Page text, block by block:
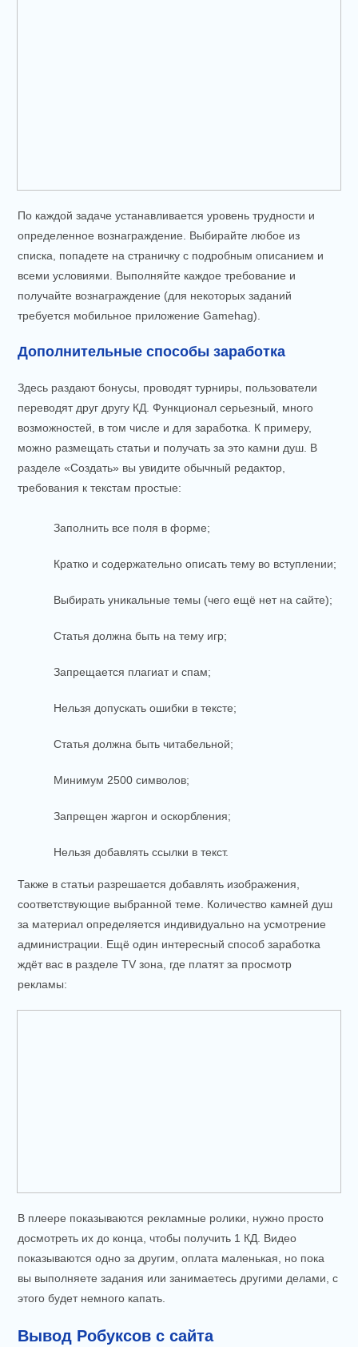
По каждой задаче устанавливается уровень трудности и
определенное вознаграждение. Выбирайте любое из
списка, попадете на страничку с подробным описанием и
всеми условиями. Выполняйте каждое требование и
получайте вознаграждение (для некоторых заданий
требуется мобильное приложение Gamehag).
Дополнительные способы заработка
Здесь раздают бонусы, проводят турниры, пользователи
переводят друг другу КД. Функционал серьезный, много
возможностей, в том числе и для заработка. К примеру,
можно размещать статьи и получать за это камни душ. В
разделе «Создать» вы увидите обычный редактор,
требования к текстам простые:
Заполнить все поля в форме;
Кратко и содержательно описать тему во вступлении;
Выбирать уникальные темы (чего ещё нет на сайте);
Статья должна быть на тему игр;
Запрещается плагиат и спам;
Нельзя допускать ошибки в тексте;
Статья должна быть читабельной;
Минимум 2500 символов;
Запрещен жаргон и оскорбления;
Нельзя добавлять ссылки в текст.
Также в статьи разрешается добавлять изображения,
соответствующие выбранной теме. Количество камней душ
за материал определяется индивидуально на усмотрение
администрации. Ещё один интересный способ заработка
ждёт вас в разделе TV зона, где платят за просмотр
рекламы:
В плеере показываются рекламные ролики, нужно просто
досмотреть их до конца, чтобы получить 1 КД. Видео
показываются одно за другим, оплата маленькая, но пока
вы выполняете задания или занимаетесь другими делами, с
этого будет немного капать.
Вывод Робуксов с сайта